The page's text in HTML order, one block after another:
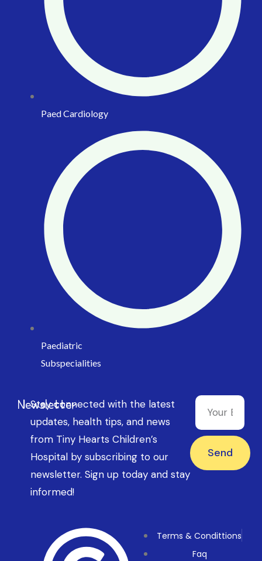
Paed Cardiology
Paediatric
Subspecialities
Newsletter
Stay connected with the latest
updates, health tips, and news
from Tiny Hearts Children’s
Hospital by subscribing to our
newsletter. Sign up today and stay
informed!
Send
Terms & Condittions
Faq